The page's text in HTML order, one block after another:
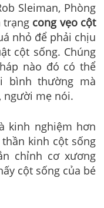
Sleiman, Phòng
trạng cong vẹo cột
nhỏ để phải chịu
cột sống. Chúng
nào đó có thể
bình thường mà
người mẹ nói.
kinh nghiệm hơn
kinh cột sống
chỉnh cơ xương
cột sống của bé